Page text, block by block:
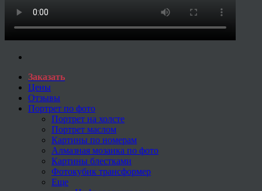
Заказать
Цены
Отзывы
Портрет по фото
Портрет на холсте
Портрет маслом
Картины по номерам
Алмазная мозаика по фото
Картины блестками
Фотокубик трансформер
Еще